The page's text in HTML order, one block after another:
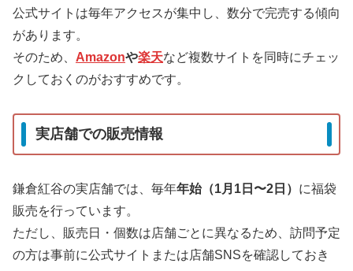
公式サイトは毎年アクセスが集中し、数分で完売する傾向
があります。
そのため、 Amazonや楽天など複数サイトを同時にチェッ
クしておくのがおすすめです。
実店舗での販売情報
鎌倉紅谷の実店舗では、毎年年始（1月1日〜2日） に福袋
販売を行っています。
ただし、販売日・個数は店舗ごとに異なるため、訪問予定
の方は事前に公式サイトまたは店舗SNSを確認しておき